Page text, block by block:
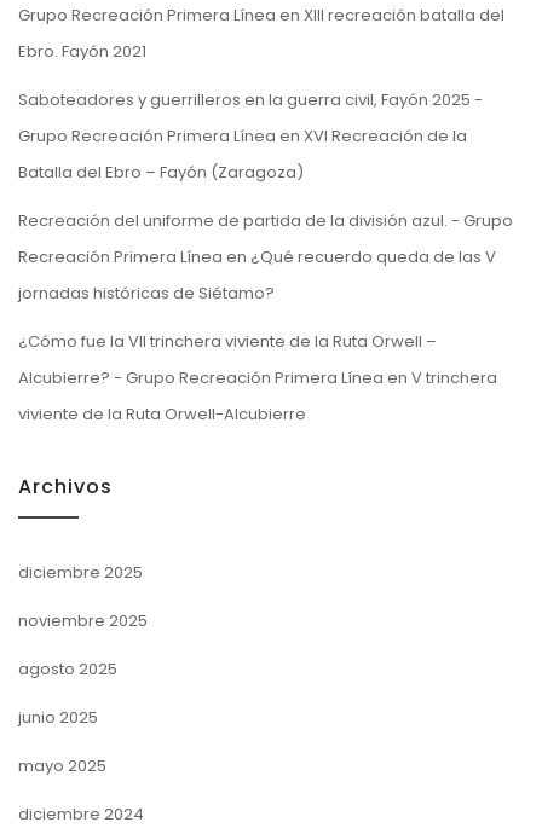
Grupo Recreación Primera Línea en XIII recreación batalla del
Ebro. Fayón 2021
Saboteadores y guerrilleros en la guerra civil, Fayón 2025 -
Grupo Recreación Primera Línea en XVI Recreación de la
Batalla del Ebro – Fayón (Zaragoza)
Recreación del uniforme de partida de la división azul. - Grupo
Recreación Primera Línea en ¿Qué recuerdo queda de las V
jornadas históricas de Siétamo?
¿Cómo fue la VII trinchera viviente de la Ruta Orwell –
Alcubierre? - Grupo Recreación Primera Línea en V trinchera
viviente de la Ruta Orwell-Alcubierre
Archivos
diciembre 2025
noviembre 2025
agosto 2025
junio 2025
mayo 2025
diciembre 2024